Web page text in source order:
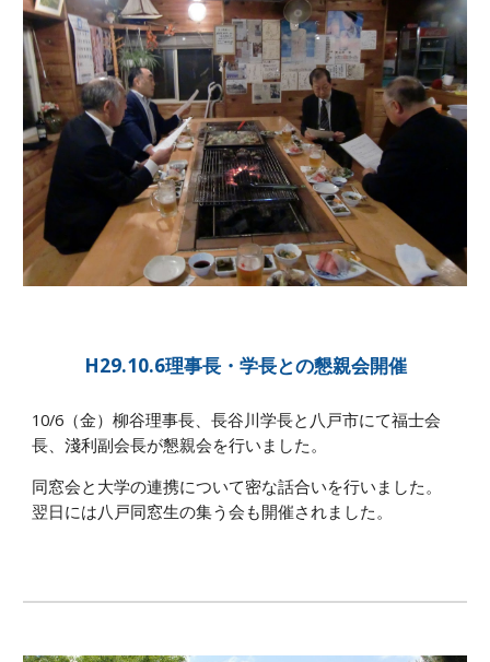
H29.10.6理事長・学長との懇親会開催
10/6（金）柳谷理事長、長谷川学長と八戸市にて福士会
長、淺利副会長が懇親会を行いました。
同窓会と大学の連携について密な話合いを行いました。
翌日には八戸同窓生の集う会も開催されました。